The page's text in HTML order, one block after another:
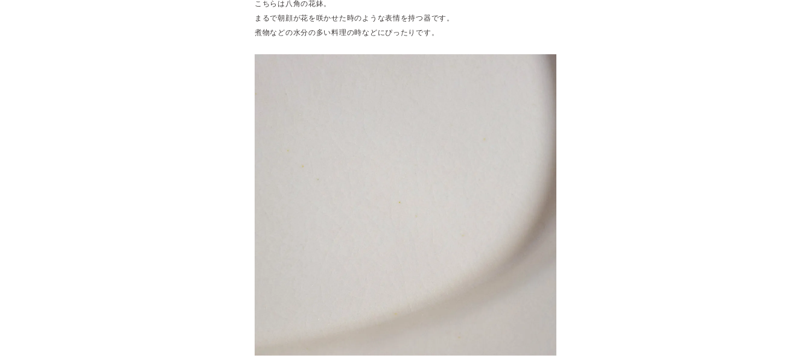
こちらは八角の花鉢。
まるで朝顔が花を咲かせた時のような表情を持つ器です。
煮物などの水分の多い料理の時などにぴったりです。